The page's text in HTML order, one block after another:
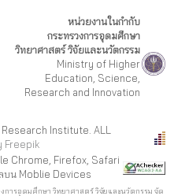
หน่วยงานในกำกับ
กระทรวงการอุดมศึกษา
วิทยาศาสตร์ วิจัยและนวัตกรรม
Ministry of Higher
Education, Science,
Research and Innovation
Institute. ALL
Freepik
Chrome, Firefox, Safari
บน Moblie Devices
งการอุดมศึกษา วิทยาศาสตร์ วิจัยและนวัตกรรม จัด